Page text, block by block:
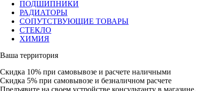
ПОДШИПНИКИ
РАДИАТОРЫ
СОПУТСТВУЮЩИЕ ТОВАРЫ
СТЕКЛО
ХИМИЯ
Ваша территория
Скидка 10% при самовывозе и расчете наличными
Скидка 5% при самовывозе и безналичном расчете
Предъявите на своем устройстве консультанту в магазине.